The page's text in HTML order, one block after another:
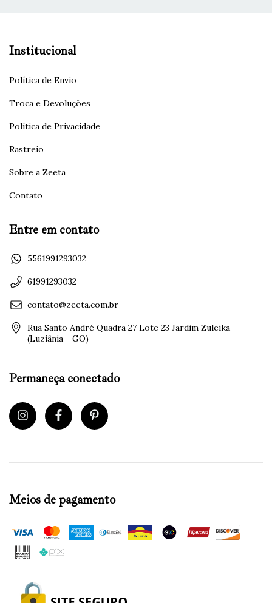
Institucional
Política de Envio
Troca e Devoluções
Política de Privacidade
Rastreio
Sobre a Zeeta
Contato
Entre em contato
5561991293032
61991293032
contato@zeeta.com.br
Rua Santo André Quadra 27 Lote 23 Jardim Zuleika
(Luziânia - GO)
Permaneça conectado
Meios de pagamento